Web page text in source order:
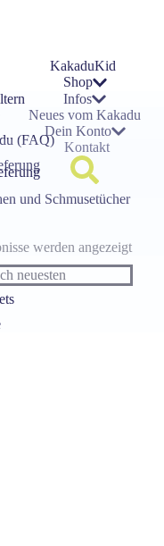
KakaduKid
Shop
und Schmusetücher
Infos
(FAQ)
Neues vom Kakadu
Dein Konto
Kontakt
werden angezeigt